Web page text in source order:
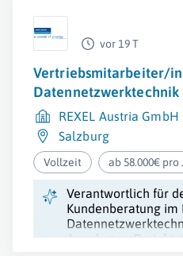
vor 19 T
Vertriebsmitarbeiter/in
REXEL Austria GmbH
Salzburg
Vollzeit ab 58.000€ pro
Verantwortlich für
Kundenberatung im
Angeboten,